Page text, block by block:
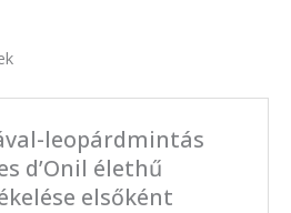
leopárdmintás
d’Onil élethű
elsőként